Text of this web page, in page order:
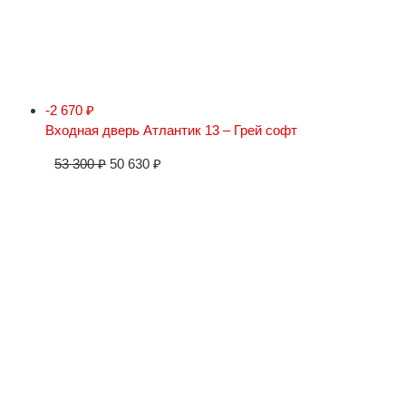
-2 670 ₽
Входная дверь Атлантик 13 – Грей софт
53 300₽ 50 630 ₽